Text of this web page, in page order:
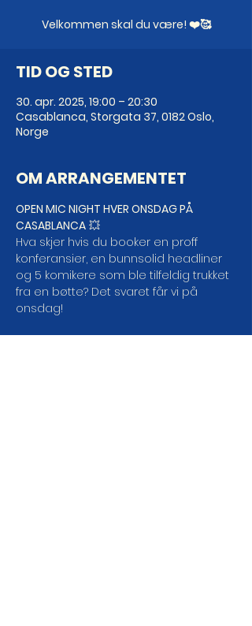
Velkommen skal du være! ❤️🥰
TID OG STED
30. apr. 2025, 19:00 – 20:30
Casablanca, Storgata 37, 0182 Oslo,
Norge
OM ARRANGEMENTET
OPEN MIC NIGHT HVER ONSDAG PÅ
CASABLANCA 💥
Hva skjer hvis du booker en proff
konferansier, en bunnsolid headliner
og 5 komikere som ble tilfeldig trukket
fra en bøtte? Det svaret får vi på
onsdag!